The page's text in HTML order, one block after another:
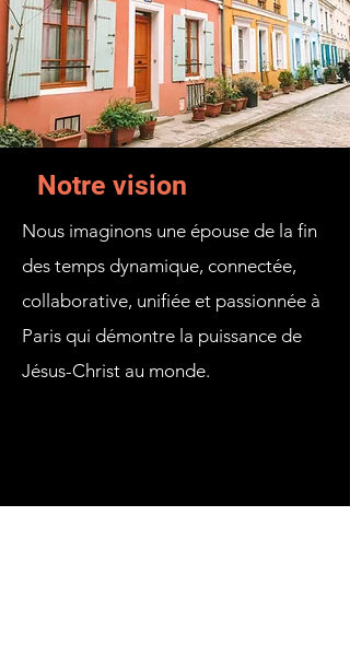
Notre vision
Nous imaginons une épouse de la fin
des temps dynamique, connectée,
collaborative, unifiée et passionnée à
Paris qui démontre la puissance de
Jésus-Christ au monde.